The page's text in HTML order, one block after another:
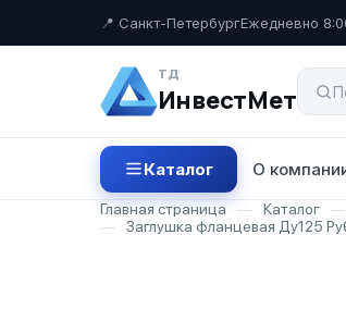
📍 Санкт-ПетербургЕжедневно
ТД
ИнвестМет
Каталог О
Главная страница — Каталог —
—
Заглушка фланцевая Ду125